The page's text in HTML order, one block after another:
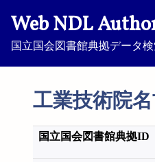
Web NDL
国立国会図書館典拠データ
工業技術院
国立国会図書館典拠ID